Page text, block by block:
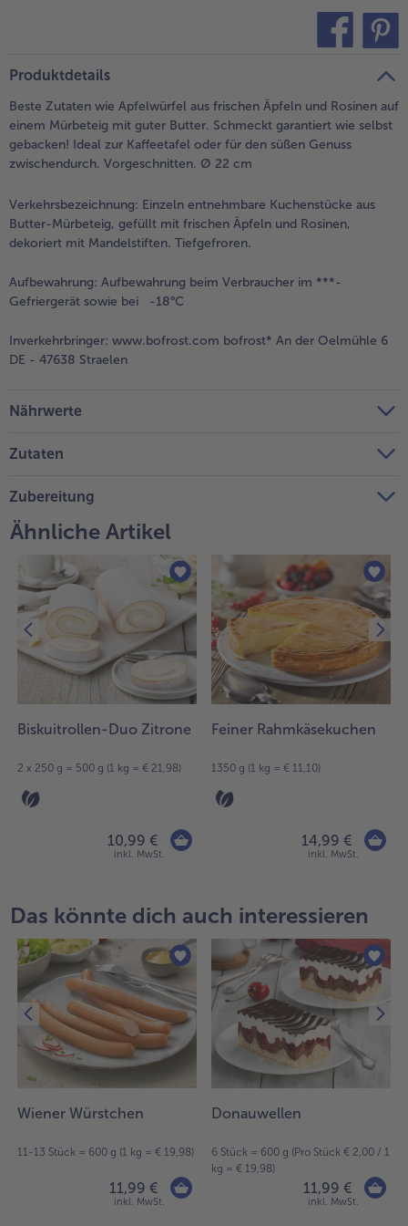
alle Kuchen & Torten
alle Süßspeisen
Obst
Wein & Spirituosen
alle Wein & Spirituosen
Küchenutensilien
alle Küchenutensilien
alle bofrost*free
alle bofrost*high Protein
bofrost*plus.
Produktdetails
Beste Zutaten wie Apfelwürfel aus frischen Äpfeln und Rosinen auf
einem Mürbeteig mit guter Butter. Schmeckt garantiert wie selbst
gebacken! Ideal zur Kaffeetafel oder für den süßen Genuss
zwischendurch. Vorgeschnitten. Ø 22 cm
Verkehrsbezeichnung: Einzeln entnehmbare Kuchenstücke aus
Butter-Mürbeteig, gefüllt mit frischen Äpfeln und Rosinen,
dekoriert mit Mandelstiften. Tiefgefroren.
Aufbewahrung: Aufbewahrung beim Verbraucher im ***-
Gefriergerät sowie bei -18°C
Inverkehrbringer: www.bofrost.com bofrost* An der Oelmühle 6
DE - 47638 Straelen
Nährwerte
Zutaten
Zubereitung
Ähnliche Artikel
Biskuitrollen-Duo Zitrone
2 x 250 g = 500 g (1 kg = € 21,98)
10,99 €
inkl. MwSt.
Feiner Rahmkäsekuchen
1350 g (1 kg = € 11,10)
14,99 €
inkl. MwSt.
Das könnte dich auch interessieren
Wiener Würstchen
11-13 Stück = 600 g (1 kg = € 19,98)
11,99 €
inkl. MwSt.
Donauwellen
6 Stück = 600 g (Pro Stück € 2,00 / 1
kg = € 19,98)
11,99 €
inkl. MwSt.